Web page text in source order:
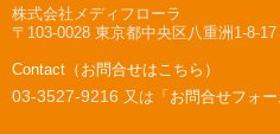
株式会社メディフローラ
〒103-0028 東京都中央区八重洲1-8-
Contact（お問合せはこちら）
03-3527-9216 又は 「お問合せフォー